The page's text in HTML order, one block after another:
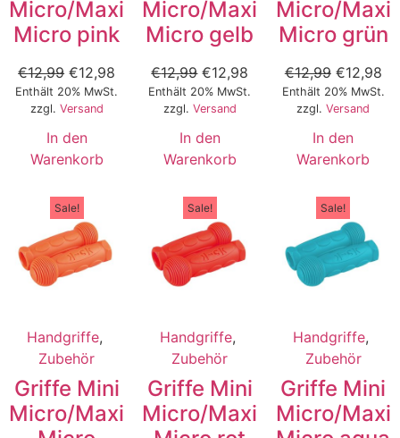
Micro/Maxi
Micro pink
€12,99 €12,98
Enthält 20% MwSt.
zzgl. Versand
In den
Warenkorb
Micro/Maxi
Micro gelb
€12,99 €12,98
Enthält 20% MwSt.
zzgl. Versand
In den
Warenkorb
Micro/Maxi
Micro grün
€12,99 €12,98
Enthält 20% MwSt.
zzgl.Versand
In den
Warenkorb
Sale!
Handgriffe,
Zubehör
Griffe Mini
Micro/Maxi
Sale!
Handgriffe,
Zubehör
Griffe Mini
Micro/Maxi
Sale!
Handgriffe,
Zubehör
Griffe Mini
Micro/Maxi